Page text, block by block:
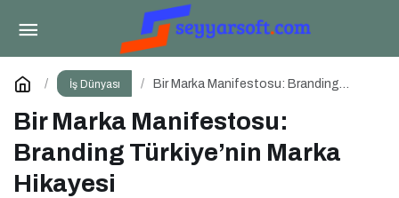
İş Dünyası
Bir Marka Manifestosu: Branding
Bir Marka Manifestosu:
Branding Türkiye’nin Marka
Hikayesi
Türkiye’de Görünürlük Ekonomisi
Yorum Yap